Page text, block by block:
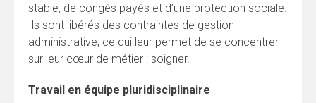
stable, de congés payés et d’une protection sociale.
Ils sont libérés des contraintes de gestion
administrative, ce qui leur permet de se concentrer
sur leur cœur de métier : soigner.
Travail en équipe pluridisciplinaire